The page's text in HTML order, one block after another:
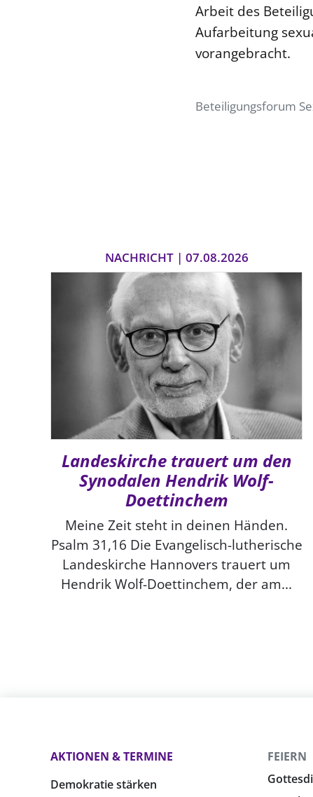
Arbeit des
Aufarbeitung
vorangebracht.
Beteiligungsforum
NACHRICHT | 07.08.2026
Landeskirche trauert um den
Synodalen Hendrik Wolf-
Doettinchem
Meine Zeit steht in deinen Händen.
Psalm 31,16 Die Evangelisch-lutherische
Landeskirche Hannovers trauert um
Hendrik Wolf-Doettinchem, der am...
AKTIONEN & TERMINE
Demokratie stärken
FEIERN